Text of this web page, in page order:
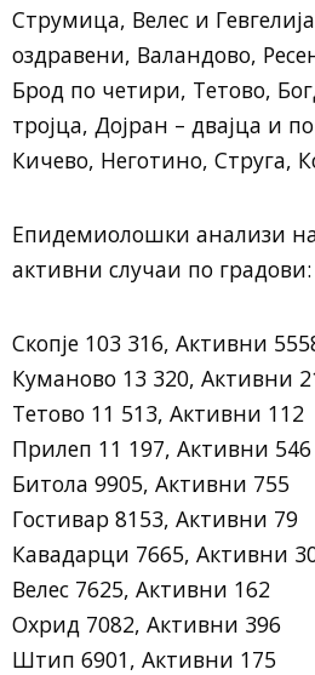
Струмица, Велес и
оздравени, Валандово,
Брод по четири, Тетово,
тројца, Дојран – двајца и
Кичево, Неготино, Струга,
Епидемиолошки анализи
активни случаи по градови:
Скопје 103 316, Активни
Куманово 13 320, Активни
Тетово 11 513, Активни 112
Прилеп 11 197, Активни 546
Битола 9905, Активни 755
Гостивар 8153, Активни 79
Кавадарци 7665, Активни
Велес 7625, Активни 162
Охрид 7082, Активни 396
Штип 6901, Активни 175